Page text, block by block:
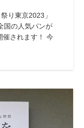
り東京2023」
国の人気パンが
催されます！ 今